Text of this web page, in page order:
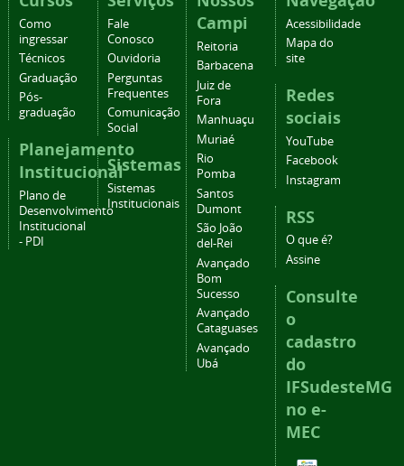
Como
ingressar
Técnicos
Graduação
Pós-
graduação
Planejamento
Institucional
Plano de
Desenvolvimento
Institucional
- PDI
Fale
Conosco
Ouvidoria
Perguntas
Frequentes
Comunicação
Social
Sistemas
Sistemas
Institucionais
Campi
Reitoria
Barbacena
Juiz de
Fora
Manhuaçu
Muriaé
Rio
Pomba
Santos
Dumont
São João
del-Rei
Avançado
Bom
Sucesso
Avançado
Cataguases
Avançado
Ubá
Acessibilidade
Mapa do
site
Redes
sociais
YouTube
Facebook
Instagram
RSS
O que é?
Assine
Consulte
o
cadastro
do
IFSudesteMG
no e-
MEC